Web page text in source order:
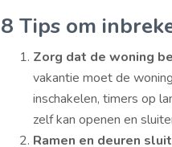
8 Tips om
Zorg dat de woning
vakantie moet de
inschakelen, timers op
zelf kan openen en
Ramen en deuren